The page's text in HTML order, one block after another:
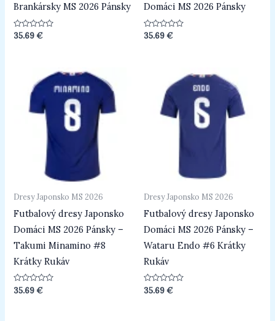
Brankársky MS 2026 Pánsky
Hodnotenie
35.69€
Domáci MS 2026 Pánsky
Hodnotenie
35.69€
Dresy Japonsko MS 2026
Futbalový dresy Japonsko
Domáci MS 2026 Pánsky –
Takumi Minamino #8
Krátky Rukáv
Hodnotenie
0
35.69€
Dresy Japonsko MS 2026
Futbalový dresy Japonsko
Domáci MS 2026 Pánsky –
Wataru Endo #6 Krátky
Rukáv
Hodnotenie
0
35.69€